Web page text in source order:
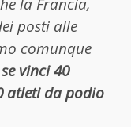
la Francia,
posti alle
comunque
se vinci 40
atleti da podio